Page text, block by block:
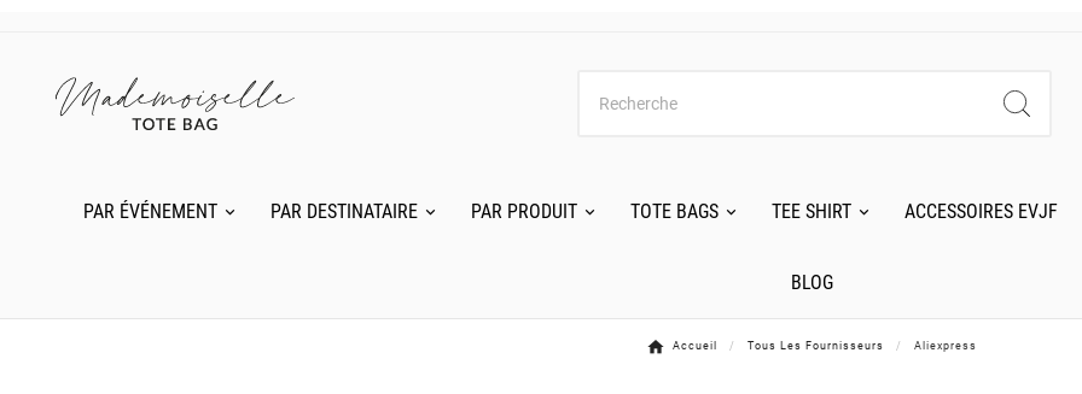
PAR ÉVÉNEMENT PAR DESTINATAIRE PAR PRODUIT TOTE BAGS TEE SHIRT ACCESSOIRES EVJF
BLOG
Accueil Tous Les Fournisseurs Aliexpress